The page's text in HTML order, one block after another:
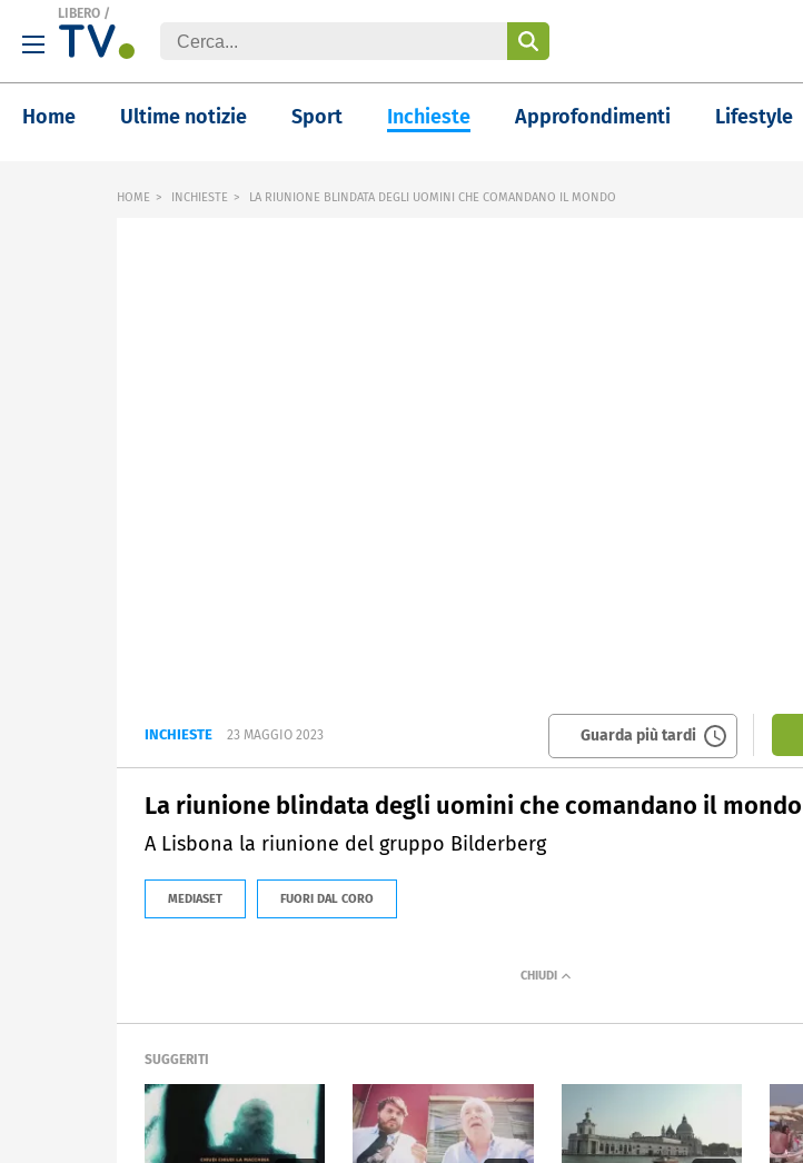
LIBERO /
Home Ultime notizie Sport Inchieste Approfondimenti Lifestyle
HOME INCHIESTE LA RIUNIONE BLINDATA DEGLI UOMINI CHE COMANDANO IL MONDO
INCHIESTE 23 MAGGIO 2023 Guarda più tardi
La riunione blindata degli uomini che comandano il mondo
A Lisbona la riunione del gruppo Bilderberg
MEDIASET FUORI DAL CORO
SUGGERITI